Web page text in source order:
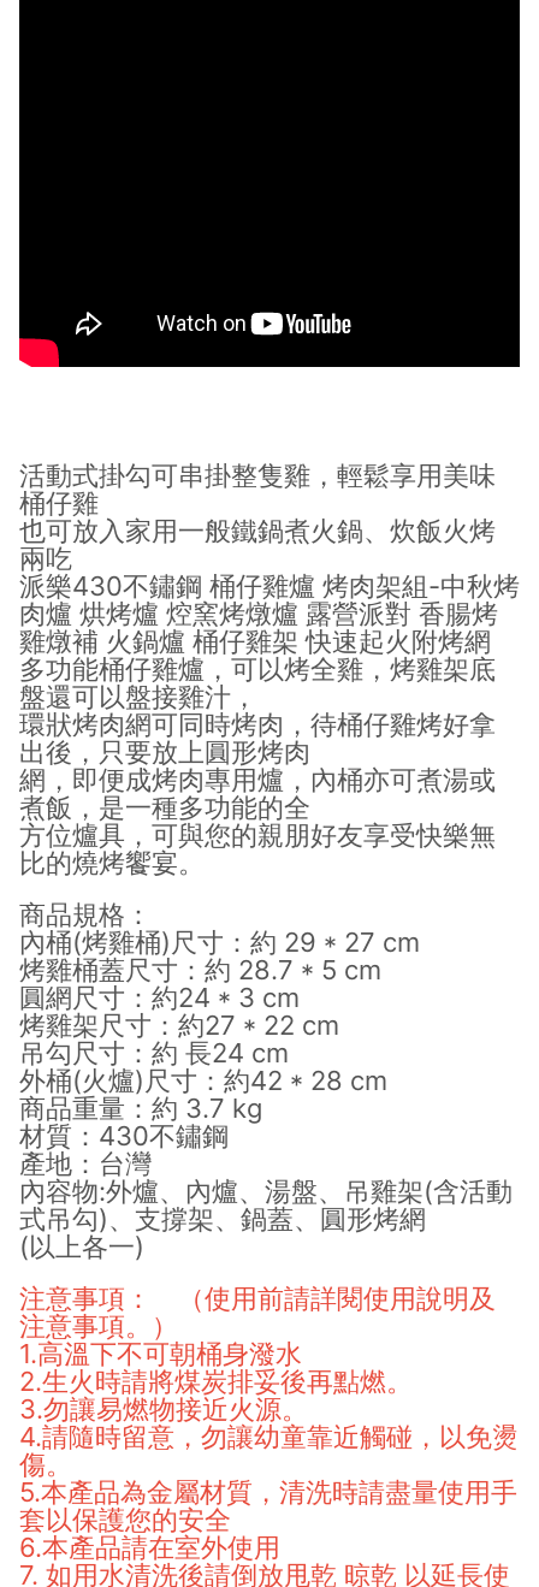
活動式掛勾可串掛整隻雞，輕鬆享用美味
桶仔雞
也可放入家用一般鐵鍋煮火鍋、炊飯火烤
兩吃
派樂430不鏽鋼 桶仔雞爐 烤肉架組-中秋烤
肉爐 烘烤爐 焢窯烤燉爐 露營派對 香腸烤
雞燉補 火鍋爐 桶仔雞架 快速起火附烤網
多功能桶仔雞爐，可以烤全雞，烤雞架底
盤還可以盤接雞汁，
環狀烤肉網可同時烤肉，待桶仔雞烤好拿
出後，只要放上圓形烤肉
網，即便成烤肉專用爐，內桶亦可煮湯或
煮飯，是一種多功能的全
方位爐具，可與您的親朋好友享受快樂無
比的燒烤饗宴。
商品規格：
內桶(烤雞桶)尺寸：約 29 * 27 cm
烤雞桶蓋尺寸：約 28.7 * 5 cm
圓網尺寸：約24 * 3 cm
烤雞架尺寸：約27 * 22 cm
吊勾尺寸：約 長24 cm
外桶(火爐)尺寸：約42 * 28 cm
商品重量：約 3.7 kg
材質：430不鏽鋼
產地：台灣
內容物:外爐、內爐、湯盤、吊雞架(含活動
式吊勾)、支撐架、鍋蓋、圓形烤網
(以上各一)
注意事項：
（使用前請詳閱使用說明及
注意事項。）
1.高溫下不可朝桶身潑水
2.生火時請將煤炭排妥後再點燃。
3.勿讓易燃物接近火源。
4.請隨時留意，勿讓幼童靠近觸碰，以免燙
傷。
5.本產品為金屬材質，清洗時請盡量使用手
套以保護您的安全
6.本產品請在室外使用
7. 如用水清洗後請倒放甩乾 晾乾 以延長使